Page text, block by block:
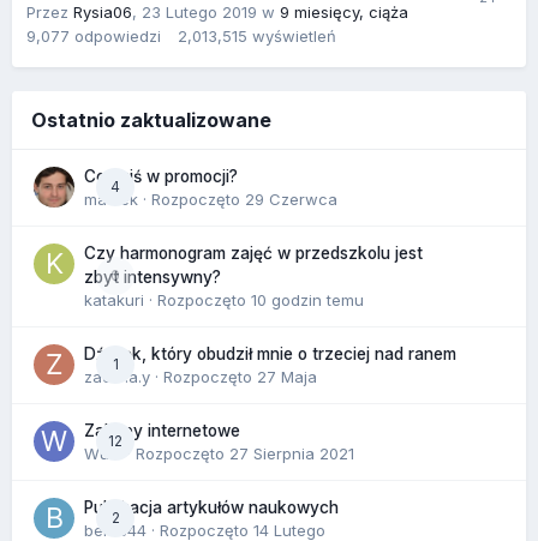
Przez Rysia06, 23 Lutego 2019 w 9 miesięcy, ciąża
9,077 odpowiedzi 2,013,515 wyświetleń
Ostatnio zaktualizowane
4
Co dziś w promocji?
maciek · Rozpoczęto 29 Czerwca
0
Czy harmonogram zajęć w przedszkolu jest
zbyt intensywny?
katakuri · Rozpoczęto 10 godzin temu
1
Dźwięk, który obudził mnie o trzeciej nad ranem
zackr.a.y · Rozpoczęto 27 Maja
12
Zakupy internetowe
Wula
· Rozpoczęto 27 Sierpnia 2021
2
Publikacja artykułów naukowych
berus44 · Rozpoczęto 14 Lutego